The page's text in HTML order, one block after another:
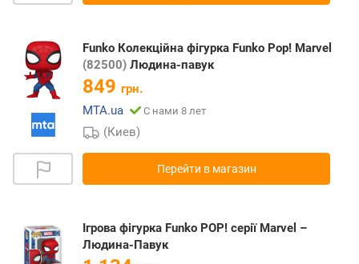
Funko Колекційна фігурка Funko Pop! Marvel
(82500) Людина-павук
849 грн.
MTA.ua
С нами 8 лет
(Киев)
Перейти в магазин
Ігрова фігурка Funko POP! серії Marvel –
Людина-Павук